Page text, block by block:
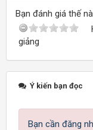
Bạn đánh giá thế
giảng
Ý kiến bạn đọc
Bạn cần đăng